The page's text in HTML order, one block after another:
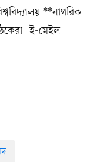
**নাগরিক
ই-মেইল